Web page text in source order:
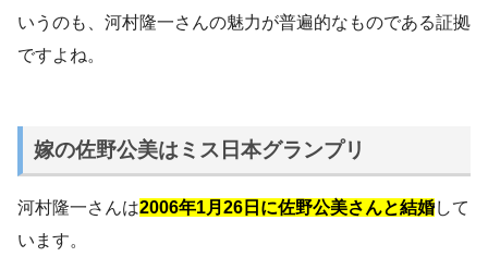
いうのも、河村隆一さんの魅力が普遍的なものである証拠
ですよね。
嫁の佐野公美はミス日本グランプリ
河村隆一さんは2006年1月26日に佐野公美さんと結婚して
います。